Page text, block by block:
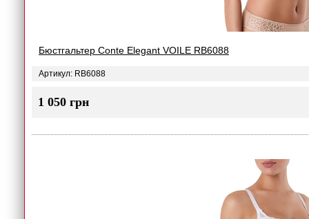
Бюстгальтер Conte Elegant VOILE RB6088
Артикул: RB6088
1 050 грн